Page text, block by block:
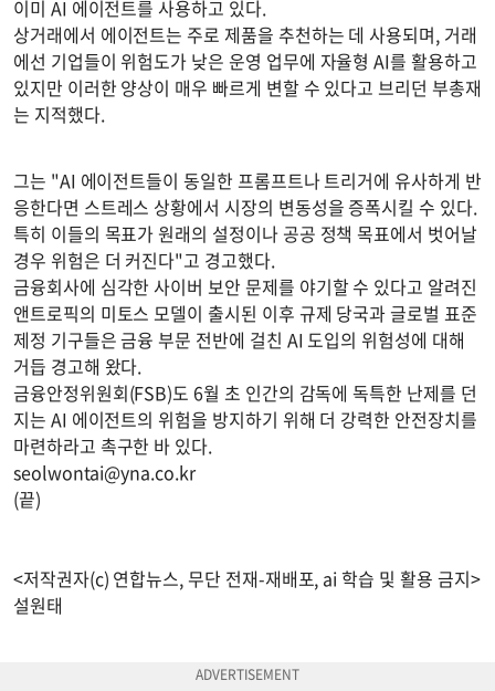
이미 AI 에이전트를 사용하고 있다.
상거래에서 에이전트는 주로 제품을 추천하는 데 사용되며, 거래
에선 기업들이 위험도가 낮은 운영 업무에 자율형 AI를 활용하고
있지만 이러한 양상이 매우 빠르게 변할 수 있다고 브리던 부총재
는 지적했다.
그는 "AI 에이전트들이 동일한 프롬프트나 트리거에 유사하게 반
응한다면 스트레스 상황에서 시장의 변동성을 증폭시킬 수 있다.
특히 이들의 목표가 원래의 설정이나 공공 정책 목표에서 벗어날
경우 위험은 더 커진다"고 경고했다.
금융회사에 심각한 사이버 보안 문제를 야기할 수 있다고 알려진
앤트로픽의 미토스 모델이 출시된 이후 규제 당국과 글로벌 표준
제정 기구들은 금융 부문 전반에 걸친 AI 도입의 위험성에 대해
거듭 경고해 왔다.
금융안정위원회(FSB)도 6월 초 인간의 감독에 독특한 난제를 던
지는 AI 에이전트의 위험을 방지하기 위해 더 강력한 안전장치를
마련하라고 촉구한 바 있다.
seolwontai@yna.co.kr
(끝)
<저작권자(c) 연합뉴스, 무단 전재-재배포, ai 학습 및 활용 금지>
설원태